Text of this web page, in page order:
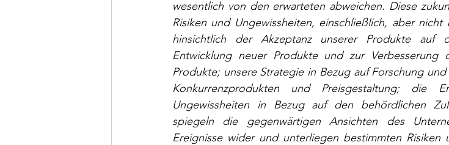
wesentlich von den erwarteten abweichen. Diese
Risiken und Ungewissheiten, einschließlich, aber
hinsichtlich der Akzeptanz unserer Produkte auf
Entwicklung neuer Produkte und zur Verbesserung
Produkte; unsere Strategie in Bezug auf Forschung
Konkurrenzprodukten und Preisgestaltung; die
Ungewissheiten in Bezug auf den behördlichen
spiegeln die gegenwärtigen Ansichten des
Ereignisse wider und unterliegen bestimmten Risiken